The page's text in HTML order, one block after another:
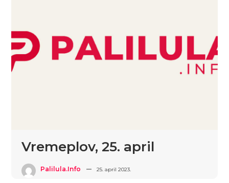
Vremeplov, 25. april
Palilula.info 25. april 2023.